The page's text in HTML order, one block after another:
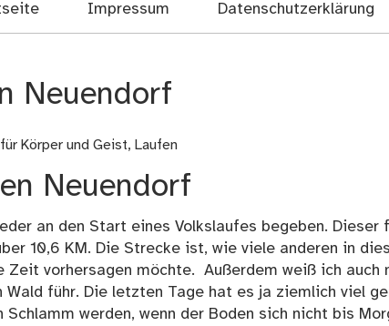
Impressum Datenschutzerklärung
Neuendorf
Körper und Geist, Laufen
Neuendorf
an den Start eines Volkslaufes begeben.
10,6 KM. Die Strecke ist, wie viele anderen in
Zeit vorhersagen möchte. Außerdem weiß ich auch
Wald führ. Die letzten Tage hat es ja ziemlich viel
werden, wenn der Boden sich nicht bis